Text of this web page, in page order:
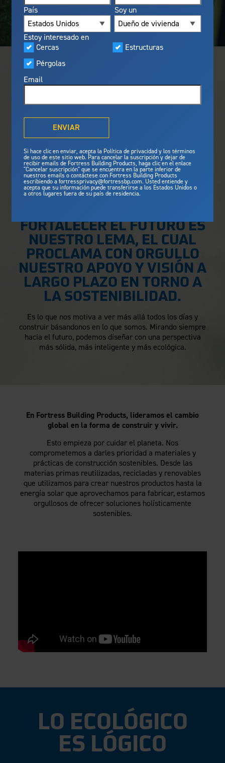
País Soy un
Estoy interesado en
Cercas
Estructuras
Pérgolas
Email
ENVIAR
Si hace clic en enviar, acepta la Política de privacidad y los términos
de uso de este sitio web. Para cancelar la suscripción y dejar de
recibir emails de Fortress Building Products, haga clic en el enlace
"Cancelar suscripción" que se encuentra en la parte inferior de
nuestros emails o contáctese con Fortress Building Products
escribiendo a fortressprivacy@fortressbp.com. Usted entiende y
acepta que su información puede transferirse a los Estados Unidos o
a otros lugares fuera de su país de residencia.
Destacados
Productos construidos para la
ofrece resistencia al
fuego, protección ante tormentas
seguridad
Estructuras
Estructura de acero para deck
Estructuras de acero para escalera
Cercas
Cercas de aluminio
Pérgolas
Pérgolas Evolution
Nuevoskits para pérgolas ​​​​​​​
Ver productos por mercado:
Residencial
Comercial
¿Qué significa Outdurable
Noticias y medios
Sostenibilidad
Empleos
Actividades solidarias
Contacto
Cobertura periodística
Visualizador
Blog
Ejemplos prácticos
Programa preferencial
Fortress
Guías de instalación
PREGUNTAS FRECUENTES
Videos
Dibujos y especificaciones
Garantía
Registro de garantía
Fortress 411
The Outdurable Living® Show
FORTALECER EL FUTURO ES
NUESTRO LEMA, EL CUAL
PROCLAMA CON ORGULLO
NUESTRO APOYO Y VISIÓN A
LARGO PLAZO EN TORNO A
LA SOSTENIBILIDAD.
Es lo que nos motiva a ver más allá todos los días y
construir básandonos en lo que somos. Mirando siempre
hacia el futuro, podemos diseñar con una perspectiva
más sólida, más inteligente y más ecológica.
En Fortress Building Products, lideramos el cambio
global en la forma de construir y vivir.
Esto empieza por cuidar el planeta. Nos
comprometemos a darles prioridad a materiales y
prácticas de construcción sostenibles. Desde las
materias primas reutilizadas, recicladas y renovables
que utilizamos para crear nuestros productos hasta la
energía solar que aprovechamos para fabricar, estamos
orgullosos de ofrecer soluciones holísticamente
sostenibles.
LO ECOLÓGICO
ES LÓGICO